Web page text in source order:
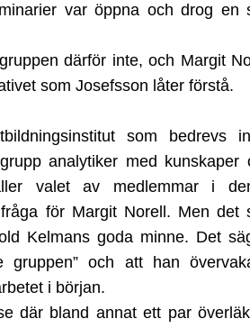
var öppna och drog en
därför inte, och Margit
som Josefsson låter förstå.
som bedrevs
analytiker med kunskaper
valet av medlemmar i
för Margit Norell. Men det
Kelmans goda minne. Det
gruppen” och att han
i början.
där bland annat ett par